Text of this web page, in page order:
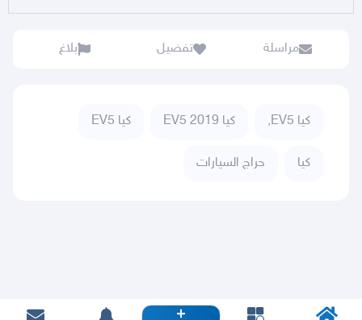
مراسلة تفضيل بلاغ
كيا EV5, كيا EV5 2019 كيا EV5
كيا حراج السيارات